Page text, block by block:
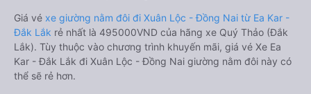
Giá vé xe giường nằm đôi đi Xuân Lộc - Đồng Nai từ Ea Kar -
Đắk Lắk rẻ nhất là 495000VND của hãng xe Quý Thảo (Đắk
Lắk). Tùy thuộc vào chương trình khuyến mãi, giá vé Xe Ea
Kar - Đắk Lắk đi Xuân Lộc - Đồng Nai giường nằm đôi này có
thể sẽ rẻ hơn.